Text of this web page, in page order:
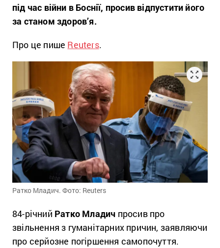
під час війни в Боснії, просив відпустити його
за станом здоров’я.
Про це пише Reuters.
Ратко Младич. Фото: Reuters
84-річний Ратко Младич просив про
звільнення з гуманітарних причин, заявляючи
про серйозне погіршення самопочуття.